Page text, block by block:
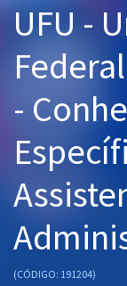
Cursos 20% OFF
Pós
Graduação
OAB
Mentorias
Questões grátis
UFU -
-
(CÓDIGO: 191204)